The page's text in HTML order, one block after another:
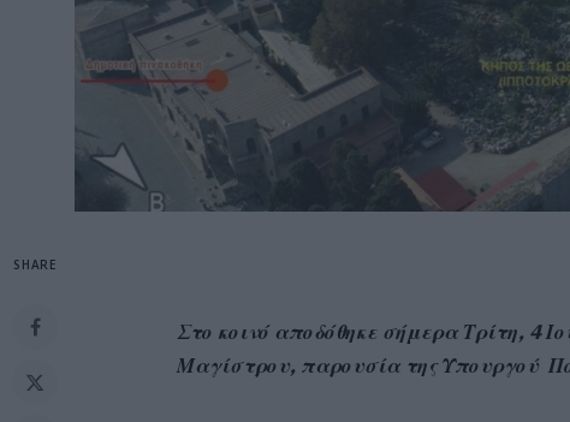
SHARE
Στο κοινό αποδόθηκε σήμερα Τρίτη, 4
Μαγίστρου, παρουσία της Υπουργού